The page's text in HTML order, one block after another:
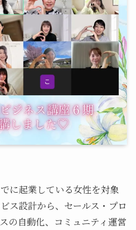
に起業している女性を対象
ス設計から、セールス・プロ
の自動化、コミュニティ運営